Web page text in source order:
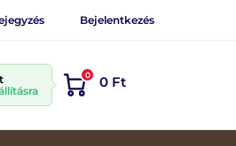
Bejelentkezés
0 0 Ft